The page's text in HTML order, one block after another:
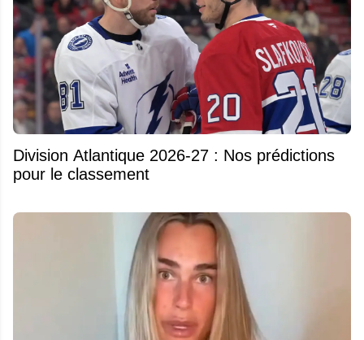
Division Atlantique 2026-27 : Nos prédictions
pour le classement